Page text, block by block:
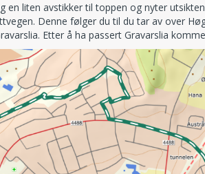
en liten avstikker til toppen og nyter
Denne følger du til du tar av over
Etter å ha passert Gravarslia